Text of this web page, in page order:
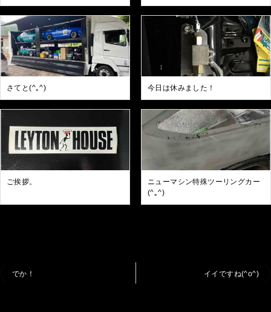
さてと(^｡^) 今日は休みました！
ご挨拶。
ニューマシン特殊ツーリングカー
(^｡^)
でか！ イイですね(^o^)